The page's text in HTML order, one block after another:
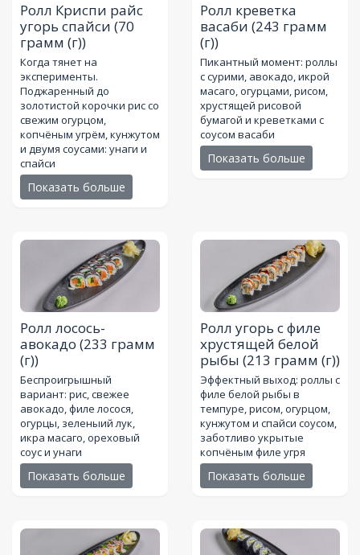
Ролл Криспи райс
угорь спайси (70
грамм (г))
Когда тянет на
эксперименты.
Поджаренный до
золотистой корочки рис со
свежим огурцом,
копчёным угрём, кунжутом
и двумя соусами: унаги и
спайси
Показать больше
Ролл креветка
васаби (243 грамм
(г))
Пикантный момент: роллы
с сурими, авокадо, икрой
масаго, огурцами, рисом,
хрустящей рисовой
бумагой и креветками с
соусом васаби
Показать больше
Ролл лосось-
авокадо (233 грамм
(г))
Беспроигрышный
вариант: рис, свежее
авокадо, филе лосося,
огурцы, зеленыий лук,
икра масаго, ореховый
соус и унаги
Показать больше
Ролл угорь с филе
хрустящей белой
рыбы (213 грамм (г))
Эффектный выход: роллы с
филе белой рыбы в
темпуре, рисом, огурцом,
кунжутом и спайси соусом,
заботливо укрытые
копчёным филе угря
Показать больше